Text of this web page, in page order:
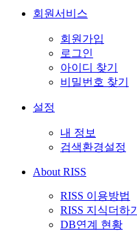
회원서비스
회원가입
로그인
아이디 찾기
비밀번호 찾기
설정
내 정보
검색환경설정
About RISS
RISS 이용방법
RISS 지식더하기
DB연계 현황